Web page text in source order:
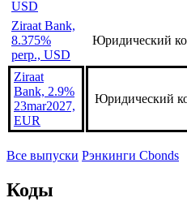
USD
Ziraat Bank,
8.375%
perp., USD
Юридический
Ziraat
Bank, 2.9%
23mar2027,
EUR
Юридический
Все выпуски Рэнкинги Cbonds
Коды